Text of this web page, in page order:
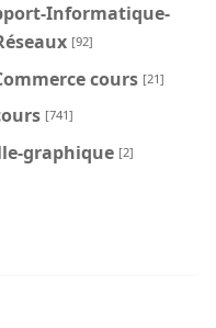
Informatique-
[92]
cours [21]
[741]
graphique [2]